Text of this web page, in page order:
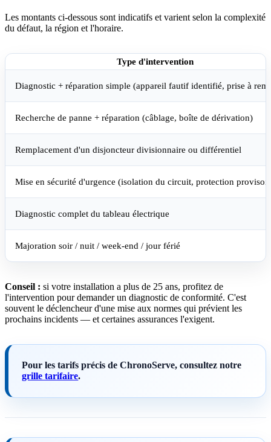
Les montants ci-dessous sont indicatifs et varient selon la complexité
du défaut, la région et l'horaire.
Type d'intervention
Diagnostic + réparation simple (appareil fautif identifié, prise à
Recherche de panne + réparation (câblage, boîte de dérivation)
Remplacement d'un disjoncteur divisionnaire ou différentiel
Mise en sécurité d'urgence (isolation du circuit, protection
Diagnostic complet du tableau électrique
Majoration soir / nuit / week-end / jour férié
Conseil : si votre installation a plus de 25 ans, profitez de
l'intervention pour demander un diagnostic de conformité. C'est
souvent le déclencheur d'une mise aux normes qui prévient les
prochains incidents — et certaines assurances l'exigent.
Pour les tarifs précis de ChronoServe, consultez notre
grille tarifaire.